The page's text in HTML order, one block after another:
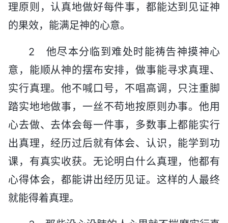
理原则，认真地做好每件事，都能达到见证神
的果效，能满足神的心意。
2 他尽本分临到难处时能祷告神摸神心
意，能顺从神的摆布安排，做事能寻求真理、
实行真理。他不喊口号，不唱高调，只注重脚
踏实地地做事，一丝不苟地按原则办事。他用
心去做、去体会每一件事，多数事上都能实行
出真理，经历过后就有体会、认识，能学到功
课，有真实收获。无论明白什么真理，他都有
心得体会，都能讲出经历见证。这样的人最终
就能得着真理。